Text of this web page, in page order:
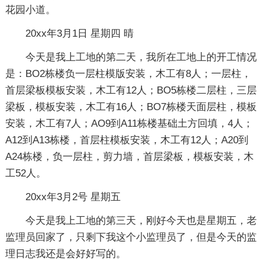
花园小道。
20xx年3月1日 星期四 晴
今天是我上工地的第二天，我所在工地上的开工情况
是：BO2栋楼负一层柱模版安装，木工有8人；一层柱，
首层梁板模板安装，木工有12人；BO5栋楼二层柱，三层
梁板，模板安装，木工有16人；BO7栋楼天面层柱，模板
安装，木工有7人；AO9到A11栋楼基础土方回填，4人；
A12到A13栋楼，首层柱模板安装，木工有12人；A20到
A24栋楼，负一层柱，剪力墙，首层梁板，模板安装，木
工52人。
20xx年3月2号 星期五
今天是我上工地的第三天，刚好今天也是星期五，老
监理员回家了，只剩下我这个小监理员了，但是今天的监
理日志我还是会好好写的。